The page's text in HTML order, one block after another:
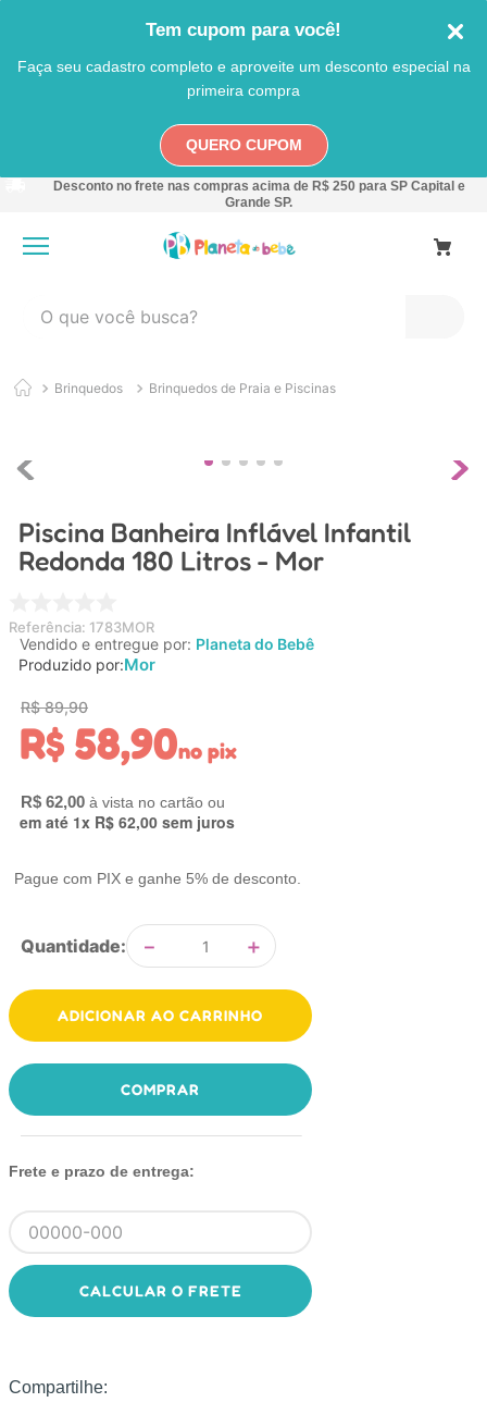
Tem cupom para você!
Faça seu cadastro completo e aproveite um desconto especial na
primeira compra
QUERO CUPOM
Desconto no frete nas compras acima de R$ 250 para SP Capital e
Grande SP.
Brinquedos Brinquedos de Praia e Piscinas
Piscina Banheira Inflável Infantil
Redonda 180 Litros - Mor
Referência: 1783MOR
Vendido e entregue por: Planeta do Bebê
Produzido por:Mor
R$ 89,90
R$ 58,90no pix
R$ 62,00
em até 1x R$ 62,00 sem juros
Pague com PIX e ganhe 5% de desconto.
Quantidade ＋
－
ADICIONAR AO CARRINHO
COMPRAR
Frete e prazo de entrega:
CALCULAR O FRETE
Compartilhe:
1 º
carro
5º
carrinho
7º
carrinho bebe
8º
mamadeira
9º
bolsa
10º brinquedo banho